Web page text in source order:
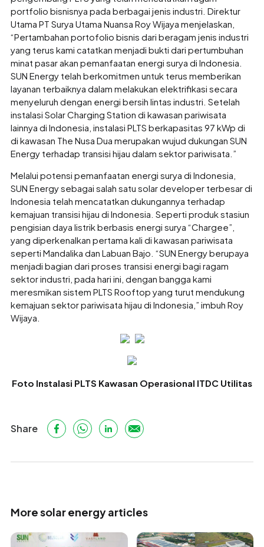
portfolio bisnisnya pada berbagai jenis industri. Direktur
Utama PT Surya Utama Nuansa Roy Wijaya menjelaskan,
“Pertambahan portofolio bisnis dari beragam jenis industri
yang terus kami catatkan menjadi bukti dari pertumbuhan
minat pasar akan pemanfaatan energi surya di Indonesia.
SUN Energy telah berkomitmen untuk terus memberikan
layanan terbaiknya dalam melakukan elektrifikasi secara
menyeluruh dengan energi bersih lintas industri. Setelah
instalasi Solar Charging Station di kawasan pariwisata
lainnya di Indonesia, instalasi PLTS berkapasitas 97 kWp di
di kawasan The Nusa Dua merupakan wujud dukungan SUN
Energy terhadap transisi hijau dalam sektor pariwisata.”
Melalui potensi pemanfaatan energi surya di Indonesia,
SUN Energy sebagai salah satu solar developer terbesar di
Indonesia telah mencatatkan dukungannya terhadap
kemajuan transisi hijau di Indonesia. Seperti produk stasiun
pengisian daya listrik berbasis energi surya “Chargee”,
yang diperkenalkan pertama kali di kawasan pariwisata
seperti Mandalika dan Labuan Bajo. “SUN Energy berupaya
menjadi bagian dari proses transisi energi bagi ragam
sektor industri, pada hari ini, dengan bangga kami
meresmikan sistem PLTS Rooftop yang turut mendukung
kemajuan sektor pariwisata hijau di Indonesia,” imbuh Roy
Wijaya.
Foto Instalasi PLTS Kawasan Operasional ITDC Utilitas
Share
More solar energy articles